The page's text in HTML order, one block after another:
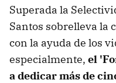
Superada la
Santos sobrelleva la
con la ayuda de los
especialmente, el
a dedicar más de